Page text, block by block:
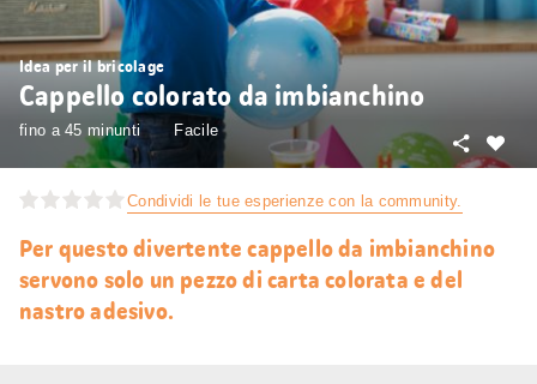
Condividi le tue esperienze con la community.
Idea per il bricolage
Cappello colorato da imbianchino
fino a 45 minunti
Facile
Mi
Condividi
Per questo divertente cappello da imbianchino
servono solo un pezzo di carta colorata e del
nastro adesivo.